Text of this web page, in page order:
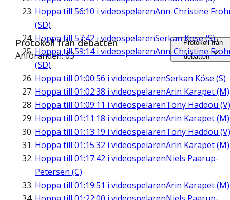
Hoppa till 56:10 i videospelarenAnn-Christine
(SD)
Hoppa till 57:42 i videospelarenSerkan Köse (S)
Hoppa till59:14i videospelarenAnn-Christine
(SD)
Hoppa till 01:00:56 i videospelarenSerkan Köse (S)
Hoppa till 01:02:38 i videospelarenArin Karapet (M)
Hoppa till 01:09:11 i videospelarenTony Haddou (V)
Hoppa till 01:11:18 i videospelarenArin Karapet (M)
Hoppa till 01:13:19 i videospelarenTony Haddou (V)
Hoppa till 01:15:32 i videospelarenArin Karapet (M)
Hoppa till 01:17:42 i videospelarenNiels Paarup-
Petersen (C)
Hoppa till 01:19:51 i videospelarenArin Karapet (M)
Protokoll från debatten
Anföranden: 63
Protokoll från
debatten